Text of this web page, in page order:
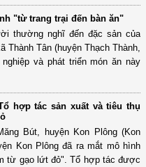
"từ trang trại đến bàn ăn"
thường nghĩ đến đặc sản của
Thành Tân (huyện Thạch Thành,
và phát triển món ăn này
hợp tác sản xuất và tiêu thụ
Bút, huyện Kon Plông (Kon
Kon Plông đã ra mắt mô hình
từ gạo lứt đỏ". Tổ hợp tác được